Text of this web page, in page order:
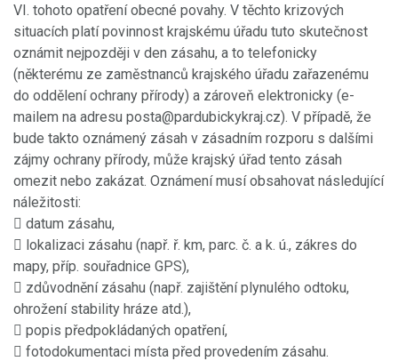
VI. tohoto opatření obecné povahy. V těchto krizových
situacích platí povinnost krajskému úřadu tuto skutečnost
oznámit nejpozději v den zásahu, a to telefonicky
(některému ze zaměstnanců krajského úřadu zařazenému
do oddělení ochrany přírody) a zároveň elektronicky (e-
mailem na adresu posta@pardubickykraj.cz). V případě, že
bude takto oznámený zásah v zásadním rozporu s dalšími
zájmy ochrany přírody, může krajský úřad tento zásah
omezit nebo zakázat. Oznámení musí obsahovat následující
náležitosti:
 datum zásahu,
 lokalizaci zásahu (např. ř. km, parc. č. a k. ú., zákres do
mapy, příp. souřadnice GPS),
 zdůvodnění zásahu (např. zajištění plynulého odtoku,
ohrožení stability hráze atd.),
 popis předpokládaných opatření,
 fotodokumentaci místa před provedením zásahu.